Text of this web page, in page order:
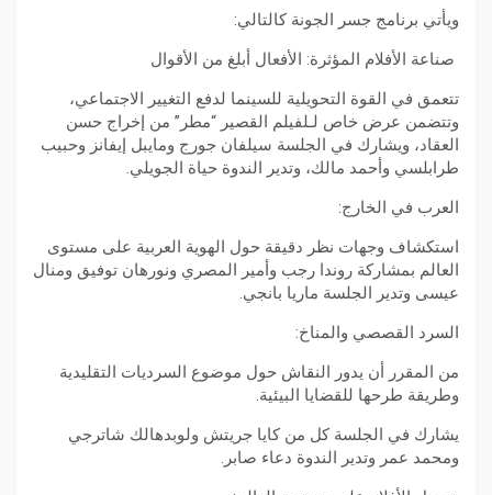
ويأتي برنامج جسر الجونة كالتالي:
صناعة الأفلام المؤثرة: الأفعال أبلغ من الأقوال
تتعمق في القوة التحويلية للسينما لدفع التغيير الاجتماعي،
وتتضمن عرض خاص لـلفيلم القصير “مطر” من إخراج حسن
العقاد، ويشارك في الجلسة سيلفان جورج ومايبل إيفانز وحبيب
طرابلسي وأحمد مالك، وتدير الندوة حياة الجويلي.
العرب في الخارج:
استكشاف وجهات نظر دقيقة حول الهوية العربية على مستوى
العالم بمشاركة روندا رجب وأمير المصري ونورهان توفيق ومنال
عيسى وتدير الجلسة ماريا بانجي.
السرد القصصي والمناخ:
من المقرر أن يدور النقاش حول موضوع السرديات التقليدية
وطريقة طرحها للقضايا البيئية.
يشارك في الجلسة كل من كايا جريتش ولوبدهالك شاترجي
ومحمد عمر وتدير الندوة دعاء صابر.